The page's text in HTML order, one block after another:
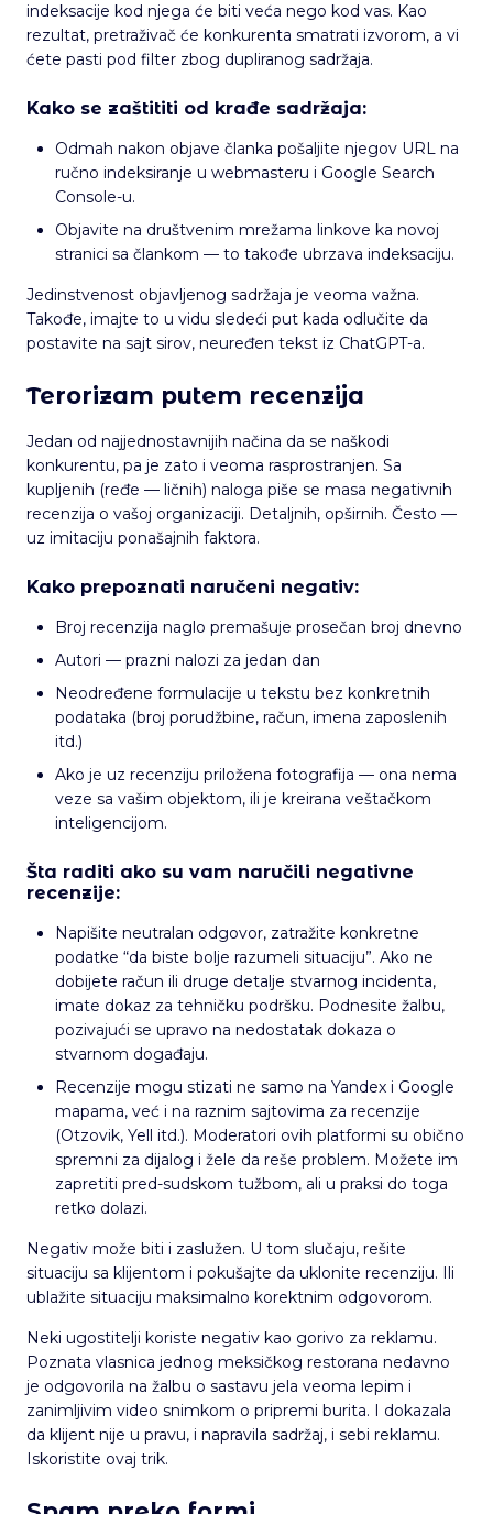
indeksacije kod njega će biti veća nego kod vas. Kao
rezultat, pretraživač će konkurenta smatrati izvorom, a vi
ćete pasti pod filter zbog dupliranog sadržaja.
Kako se zaštititi od krađe sadržaja:
Odmah nakon objave članka pošaljite njegov URL na
ručno indeksiranje u webmasteru i Google Search
Console-u.
Objavite na društvenim mrežama linkove ka novoj
stranici sa člankom — to takođe ubrzava indeksaciju.
Jedinstvenost objavljenog sadržaja je veoma važna.
Takođe, imajte to u vidu sledeći put kada odlučite da
postavite na sajt sirov, neuređen tekst iz ChatGPT-a.
Terorizam putem recenzija
Jedan od najjednostavnijih načina da se naškodi
konkurentu, pa je zato i veoma rasprostranjen. Sa
kupljenih (ređe — ličnih) naloga piše se masa negativnih
recenzija o vašoj organizaciji. Detaljnih, opširnih. Često —
uz imitaciju ponašajnih faktora.
Kako prepoznati naručeni negativ:
Broj recenzija naglo premašuje prosečan broj dnevno
Autori — prazni nalozi za jedan dan
Neodređene formulacije u tekstu bez konkretnih
podataka (broj porudžbine, račun, imena zaposlenih
itd.)
Ako je uz recenziju priložena fotografija — ona nema
veze sa vašim objektom, ili je kreirana veštačkom
inteligencijom.
Šta raditi ako su vam naručili negativne
recenzije:
Napišite neutralan odgovor, zatražite konkretne
podatke “da biste bolje razumeli situaciju”. Ako ne
dobijete račun ili druge detalje stvarnog incidenta,
imate dokaz za tehničku podršku. Podnesite žalbu,
pozivajući se upravo na nedostatak dokaza o
stvarnom događaju.
Recenzije mogu stizati ne samo na Yandex i Google
mapama, već i na raznim sajtovima za recenzije
(Otzovik, Yell itd.). Moderatori ovih platformi su obično
spremni za dijalog i žele da reše problem. Možete im
zapretiti pred-sudskom tužbom, ali u praksi do toga
retko dolazi.
Negativ može biti i zaslužen. U tom slučaju, rešite
situaciju sa klijentom i pokušajte da uklonite recenziju. Ili
ublažite situaciju maksimalno korektnim odgovorom.
Neki ugostitelji koriste negativ kao gorivo za reklamu.
Poznata vlasnica jednog meksičkog restorana nedavno
je odgovorila na žalbu o sastavu jela veoma lepim i
zanimljivim video snimkom o pripremi burita. I dokazala
da klijent nije u pravu, i napravila sadržaj, i sebi reklamu.
Iskoristite ovaj trik.